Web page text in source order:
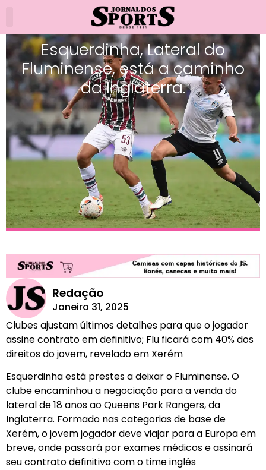
Esquerdinha, Lateral do
Fluminense, está a caminho
da Inglaterra.
Redação
Janeiro 31, 2025
Clubes ajustam últimos detalhes para que o jogador
assine contrato em definitivo; Flu ficará com 40% dos
direitos do jovem, revelado em Xerém
Esquerdinha está prestes a deixar o Fluminense. O
clube encaminhou a negociação para a venda do
lateral de 18 anos ao Queens Park Rangers, da
Inglaterra. Formado nas categorias de base de
Xerém, o jovem jogador deve viajar para a Europa em
breve, onde passará por exames médicos e assinará
seu contrato definitivo com o time inglês